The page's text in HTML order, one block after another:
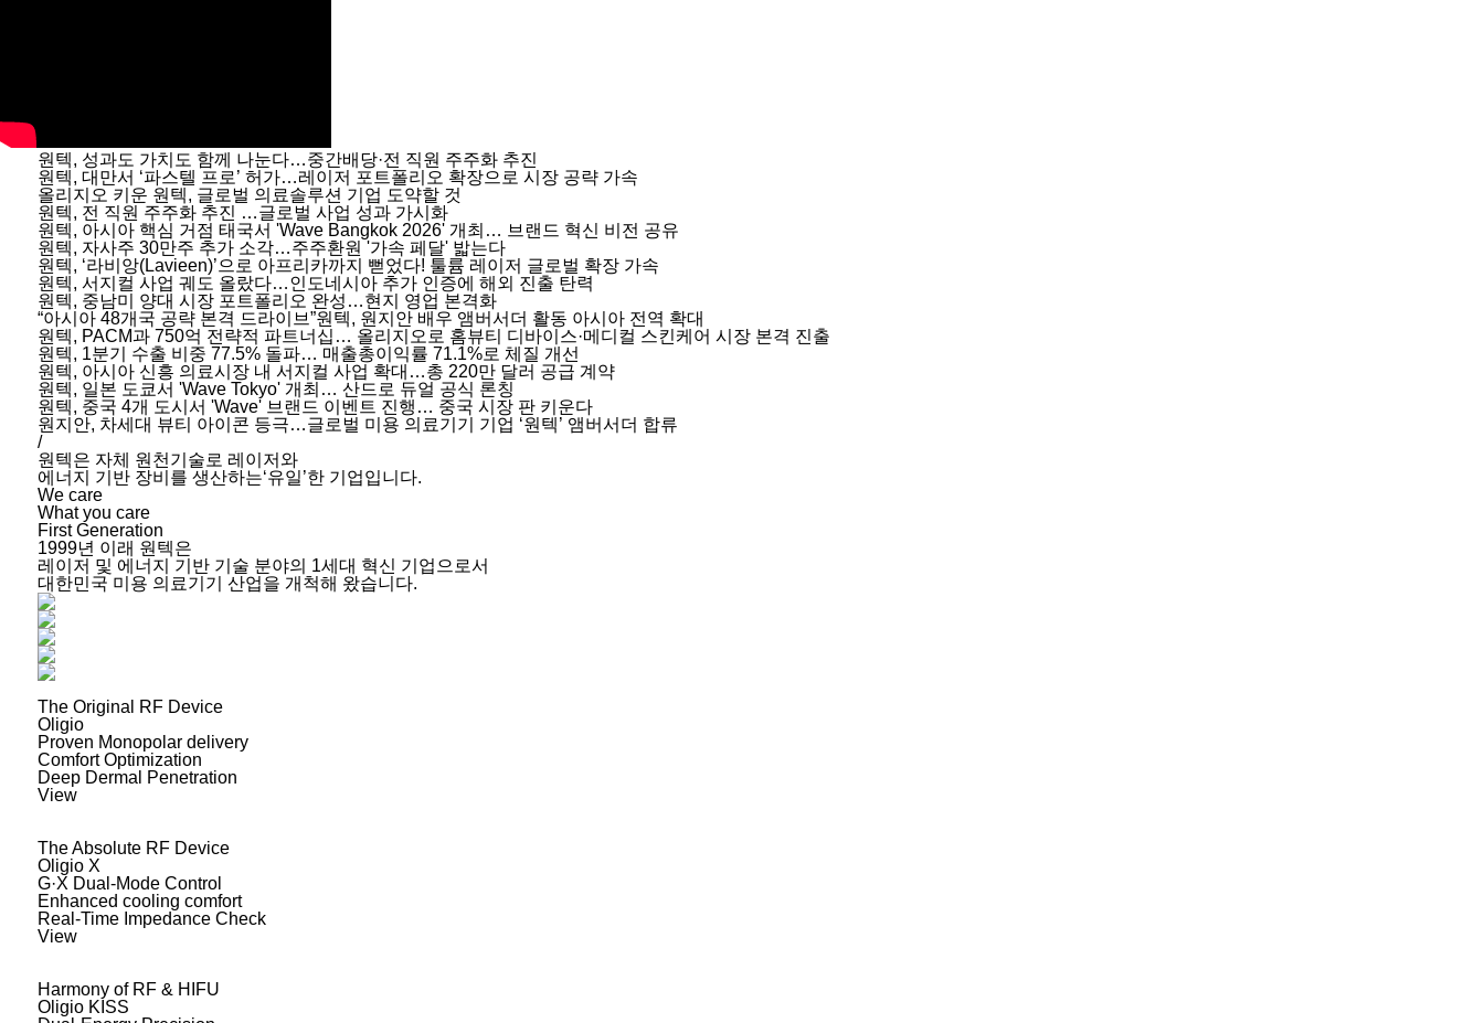
원텍, 성과도 가치도 함께 나눈다…중간배당·전 직원 주주화 추진
원텍, 대만서 ‘파스텔 프로’ 허가…레이저 포트폴리오 확장으로 시장 공략 가속
올리지오 키운 원텍, 글로벌 의료솔루션 기업 도약할 것
원텍, 전 직원 주주화 추진 …글로벌 사업 성과 가시화
원텍, 아시아 핵심 거점 태국서 'Wave Bangkok 2026' 개최… 브랜드 혁신 비전 공유
원텍, 자사주 30만주 추가 소각…주주환원 '가속 페달' 밟는다
원텍, ‘라비앙(Lavieen)’으로 아프리카까지 뻗었다! 툴륨 레이저 글로벌 확장 가속
원텍, 서지컬 사업 궤도 올랐다…인도네시아 추가 인증에 해외 진출 탄력
원텍, 중남미 양대 시장 포트폴리오 완성…현지 영업 본격화
“아시아 48개국 공략 본격 드라이브”원텍, 원지안 배우 앰버서더 활동 아시아 전역 확대
원텍, PACM과 750억 전략적 파트너십… 올리지오로 홈뷰티 디바이스·메디컬 스킨케어 시장 본격 진출
원텍, 1분기 수출 비중 77.5% 돌파… 매출총이익률 71.1%로 체질 개선
원텍, 아시아 신흥 의료시장 내 서지컬 사업 확대…총 220만 달러 공급 계약
원텍, 일본 도쿄서 'Wave Tokyo' 개최… 산드로 듀얼 공식 론칭
원텍, 중국 4개 도시서 'Wave' 브랜드 이벤트 진행… 중국 시장 판 키운다
원지안, 차세대 뷰티 아이콘 등극…글로벌 미용 의료기기 기업 ‘원텍’ 앰버서더 합류
/
원텍은 자체 원천기술로 레이저와
에너지 기반 장비를 생산하는‘유일’한 기업입니다.
We care
What you care
First Generation
1999년 이래 원텍은
레이저 및 에너지 기반 기술 분야의 1세대 혁신 기업으로서
대한민국 미용 의료기기 산업을 개척해 왔습니다.
The Original RF Device
Oligio
Proven Monopolar delivery
Comfort Optimization
Deep Dermal Penetration
View
The Absolute RF Device
Oligio X
G·X Dual-Mode Control
Enhanced cooling comfort
Real-Time Impedance Check
View
Harmony of RF & HIFU
Oligio KISS